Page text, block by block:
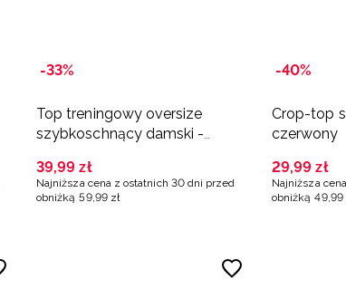
-33%
Top treningowy oversize
szybkoschnący damski -
39,99 zł
Najniższa cena z ostatnich 30 dni przed
obniżką 59,99 zł
-40%
Crop-top
czerwony
29,99 zł
Najniższa
obniżką 49,99